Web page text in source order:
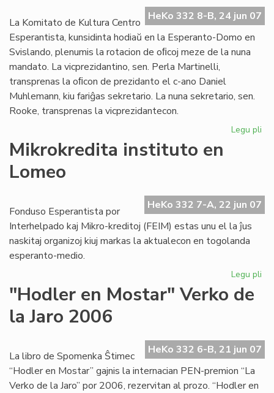
HeKo 332 8-B, 24 jun 07
La Komitato de Kultura Centro
Esperantista, kunsidinta hodiaŭ en la Esperanto-Domo en
Svislando, plenumis la rotacion de oﬁcoj meze de la nuna
mandato. La vicprezidantino, sen. Perla Martinelli,
transprenas la oﬁcon de prezidanto el c-ano Daniel
Muhlemann, kiu fariĝas sekretario. La nuna sekretario, sen.
Rooke, transprenas la vicprezidantecon.
Legu pli
Mikrokredita instituto en
Lomeo
HeKo 332 7-A, 22 jun 07
Fonduso Esperantista por
Interhelpado kaj Mikro-kreditoj (FEIM) estas unu el la ĵus
naskitaj organizoj kiuj markas la aktualecon en togolanda
esperanto-medio.
Legu pli
"Hodler en Mostar" Verko de
la Jaro 2006
HeKo 332 6-B, 21 jun 07
La libro de Spomenka Ŝtimec
“Hodler en Mostar” gajnis la internacian PEN-premion “La
Verko de la Jaro” por 2006, rezervitan al prozo. “Hodler en